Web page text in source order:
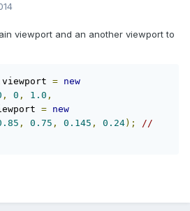
viewport and an another viewport to
viewport = new
, 0 , 1.0 ,
= new
, 0.75 , 0.145 , 0.24);
//